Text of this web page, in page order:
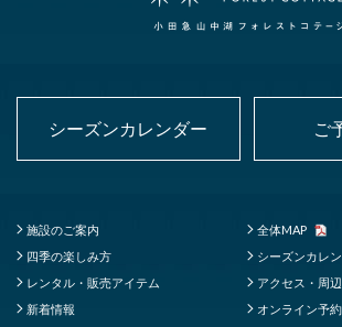
シーズンカレンダー ご
施設のご案内
全体MAP
四季の楽しみ方
シーズンカレ
レンタル・販売アイテム
アクセス・周
新着情報
オンライン予約